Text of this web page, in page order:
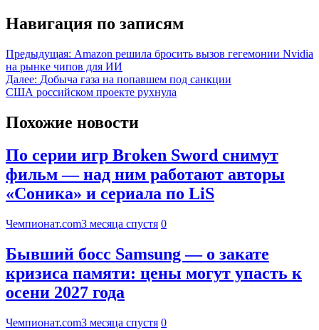
Навигация по записям
Предыдущая: Amazon решила бросить вызов гегемонии Nvidia
на рынке чипов для ИИ
Далее: Добыча газа на попавшем под санкции
США российском проекте рухнула
Похожие новости
По серии игр Broken Sword снимут
фильм — над ним работают авторы
«Соника» и сериала по LiS
Чемпионат.com3 месяца спустя 0
Бывший босс Samsung — о закате
кризиса памяти: цены могут упасть к
осени 2027 года
Чемпионат.com3 месяца спустя 0